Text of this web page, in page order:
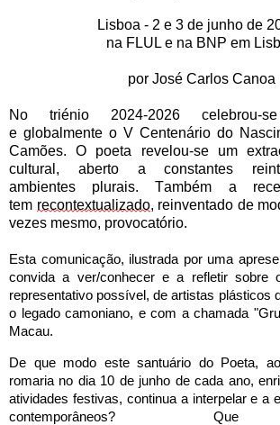
Lisboa - 2 e 3 de junho de
na FLUL e na BNP em
por José Carlos Canoa
No triénio 2024-2026 celebrou-se
e globalmente o V Centenário do
Camões. O poeta revel ou-seum
cultural, aberto aconstantes rein
ambientes plurais. Também a
tem recontextualizado, reinventado de
vezes mesmo, provocatório.
Esta comunicação, ilustrada por uma
convida a ver/conhecer e a refletir sobre
representativo possível, de artistas plásticos
o legado camoniano, ecom a chamada
Macau.
De que modo este santuário do Poeta,
romaria no dia 10 de junho de cada ano,
atividades festivas, continua a interpelar e a
contemporâneos? Que